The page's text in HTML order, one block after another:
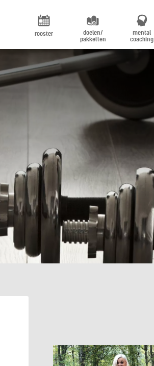
rooster
doelen/
pakketten
mental
coaching